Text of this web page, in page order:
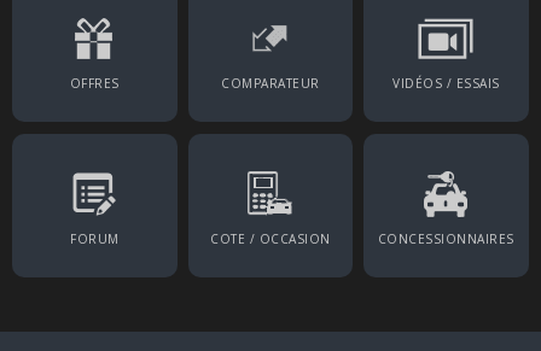
OFFRES COMPARATEUR VIDÉOS / ESSAIS
FORUM COTE / OCCASION CONCESSIONNAIRES